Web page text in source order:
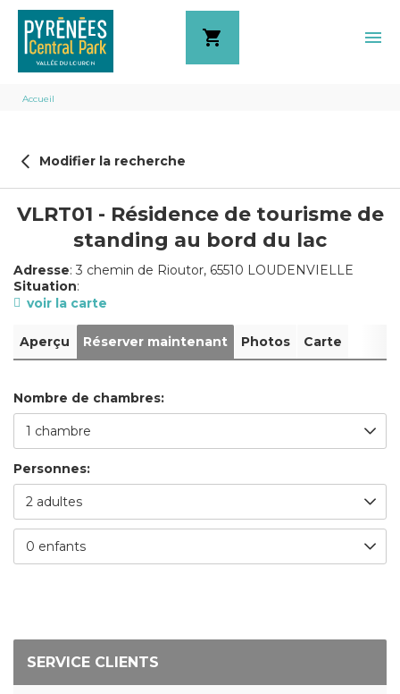
menu
shopping_cart
Fil
Accueil
Modifier la recherche
VLRT01 - Résidence de tourisme de
standing au bord du lac
Adresse: 3 chemin de Rioutor, 65510 LOUDENVIELLE
Situation:
voir la carte
Aperçu Réserver maintenant Photos Carte
Nombre de chambres:
Personnes:
SERVICE CLIENTS